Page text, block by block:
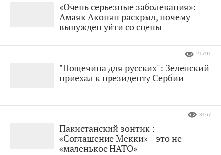
«Очень серьезные заболевания»:
Амаяк Акопян раскрыл, почему
вынужден уйти со сцены
"Пощечина для русских": Зеленский
приехал к президенту Сербии
21791
Пакистанский зонтик :
«Соглашение Мекки» – это не
«маленькое НАТО»
3167